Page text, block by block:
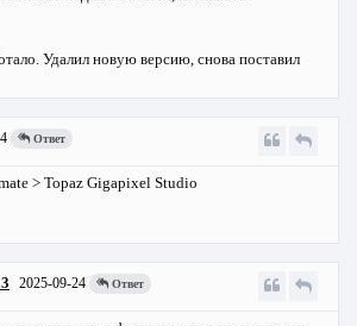
Удалил новую версию, снова поставил
Ответ
> Topaz Gigapixel Studio
2025-09-24 Ответ